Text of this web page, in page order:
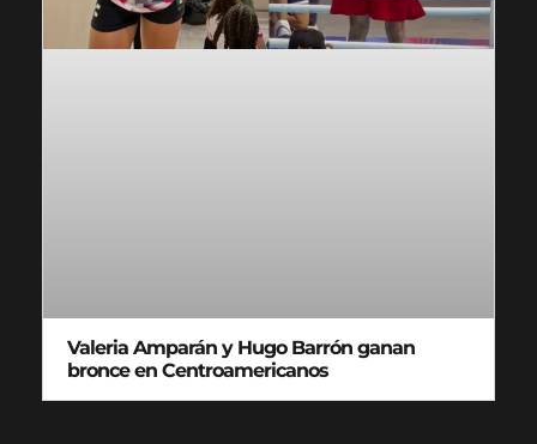
Valeria Amparán y Hugo Barrón ganan
bronce en Centroamericanos